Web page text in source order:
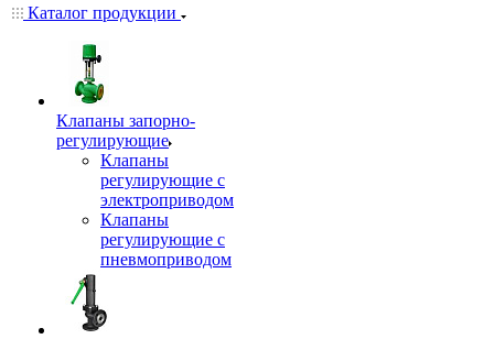
Каталог продукции
Клапаны запорно-
регулирующие
Клапаны
регулирующие с
электроприводом
Клапаны
регулирующие с
пневмоприводом